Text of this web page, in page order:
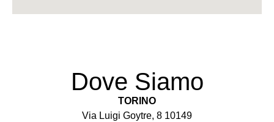
Dove Siamo
TORINO
Via Luigi Goytre, 8 10149